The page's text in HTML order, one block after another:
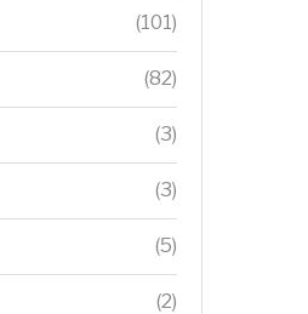
(101)
(82)
(3)
(3)
(5)
(2)